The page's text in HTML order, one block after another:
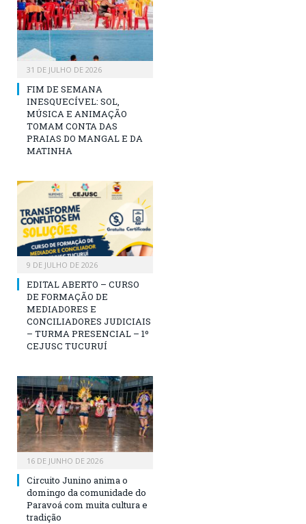
31 DE JULHO DE 2026
FIM DE SEMANA
INESQUECÍVEL: SOL,
MÚSICA E ANIMAÇÃO
TOMAM CONTA DAS
PRAIAS DO MANGAL E DA
MATINHA
9 DE JULHO DE 2026
EDITAL ABERTO – CURSO
DE FORMAÇÃO DE
MEDIADORES E
CONCILIADORES JUDICIAIS
– TURMA PRESENCIAL – 1º
CEJUSC TUCURUÍ
16 DE JUNHO DE 2026
Circuito Junino anima o
domingo da comunidade do
Paravoá com muita cultura e
tradição